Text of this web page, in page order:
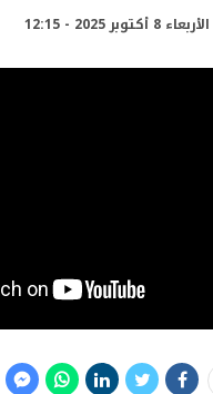
الأربعاء 8 أكتوبر 2025 - 12:15